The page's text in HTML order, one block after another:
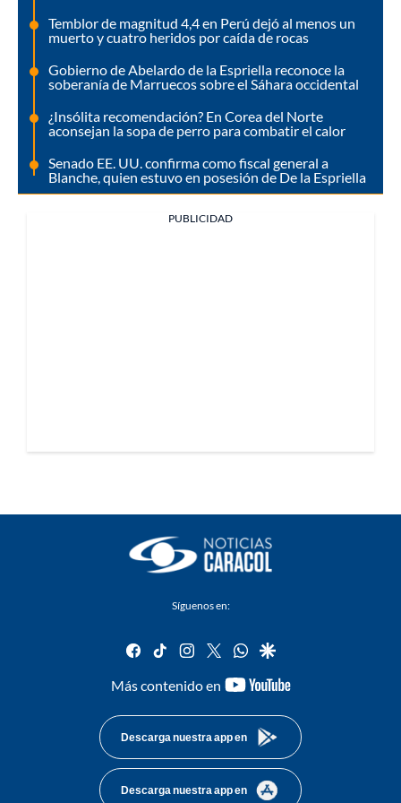
Temblor de magnitud 4,4 en Perú dejó al menos un
muerto y cuatro heridos por caída de rocas
Gobierno de Abelardo de la Espriella reconoce la
soberanía de Marruecos sobre el Sáhara occidental
¿Insólita recomendación? En Corea del Norte
aconsejan la sopa de perro para combatir el calor
Senado EE. UU. confirma como fiscal general a
Blanche, quien estuvo en posesión de De la Espriella
PUBLICIDAD
Síguenos en:
facebook
tiktok instagram
twitterwhatsapp
google
Más contenido en
youtube-
Descarga nuestra app en
Descarga nuestra app en